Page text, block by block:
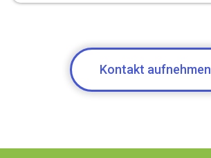
Kontakt aufnehmen